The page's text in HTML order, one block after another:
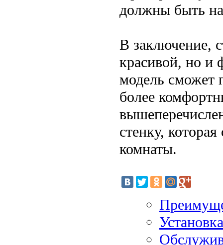
должны быть
В заключение,
красивой, но и
модель сможет
более
стенку,
комнаты.